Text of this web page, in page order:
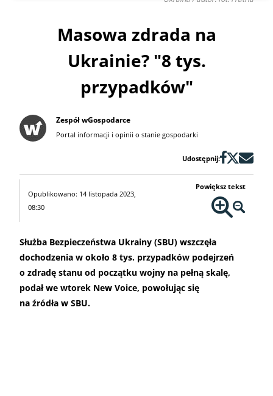
Masowa zdrada na
Ukrainie? "8 tys.
przypadków"
Zespół wGospodarce
Portal informacji i opinii o stanie gospodarki
Udostępnij:
Opublikowano: 14 listopada 2023,
08:30
Powiększ tekst
Służba Bezpieczeństwa Ukrainy (SBU) wszczęła
dochodzenia w około 8 tys. przypadków podejrzeń
o zdradę stanu od początku wojny na pełną skalę,
podał we wtorek New Voice, powołując się
na źródła w SBU.